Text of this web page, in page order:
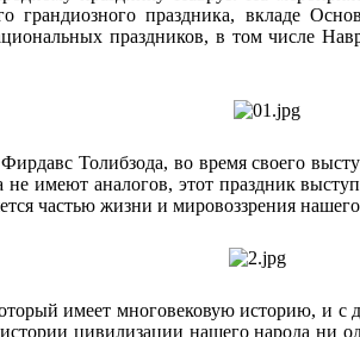
грандиозного праздника, вкладе
праздников, в том числе
Толибзода, во время своего
имеют аналогов, этот праздник
частью жизни и мировоззрения
имеет многовековую историю, и с
цивилизации нашего народа ни